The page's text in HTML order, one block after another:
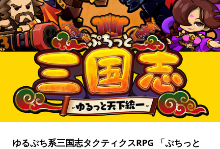
ゆるぷち系三国志タクティクスRPG 「ぷちっと